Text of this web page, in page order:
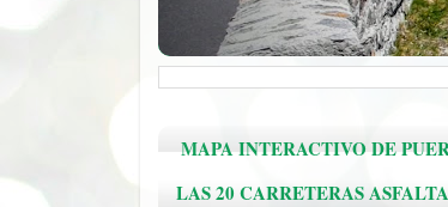
MAPA INTERACTIVO DE
LAS 20 CARRETERAS